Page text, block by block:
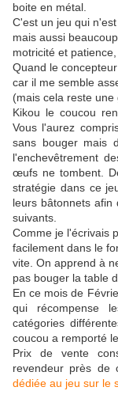
boite en métal.
C'est un jeu qui
mais aussi
motricité et
Quand le
car il me semble
(mais cela reste une
Kikou le coucou
Vous l'aurez
sans bouger mais
l'enchevêtrement
œufs ne tombent.
stratégie dans ce
leurs bâtonnets afin
suivants.
Comme je l'écrivais
facilement dans le
vite. On apprend à
pas bouger la table
En ce mois de
qui récompense
catégories
coucou a remporté
Prix de vente
revendeur près de
dédiée au jeu sur le